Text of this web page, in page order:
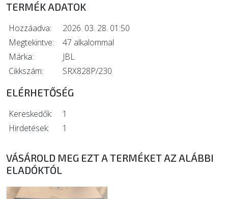
TERMÉK ADATOK
Hozzáadva:
2026. 03. 28. 01:50
Megtekintve:
47 alkalommal
Márka:
JBL
Cikkszám:
SRX828P/230
ELÉRHETŐSÉG
Kereskedők:
1
Hirdetések:
1
VÁSÁROLD MEG EZT A TERMÉKET AZ ALÁBBI
ELADÓKTÓL